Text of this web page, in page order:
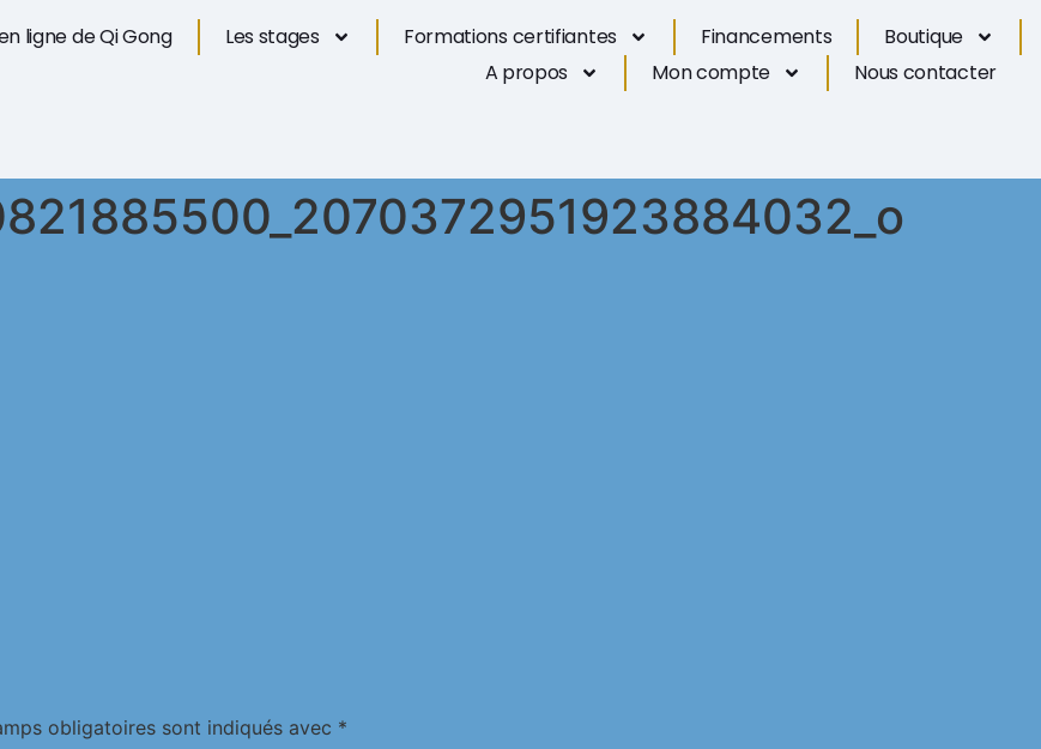
ligne de Qi Gong Les stages Formations certifiantes Financements
Boutique
A propos
Mon compte Nous contacter
obligatoires sont indiqués avec *